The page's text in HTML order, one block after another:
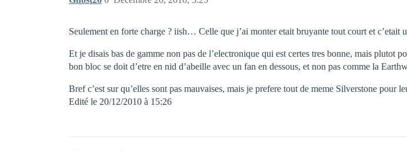
Seulement en forte charge ? iish… Celle que j’ai monter etait bruyante tout court et
Et je disais bas de gamme non pas de l’electronique qui est certes tres bonne, mais
bon bloc se doit d’etre en nid d’abeille avec un fan en dessous, et non pas comme la
Bref c’est sur qu’elles sont pas mauvaises, mais je prefere tout de meme Silverstone pour
Edité le 20/12/2010 à 15:26